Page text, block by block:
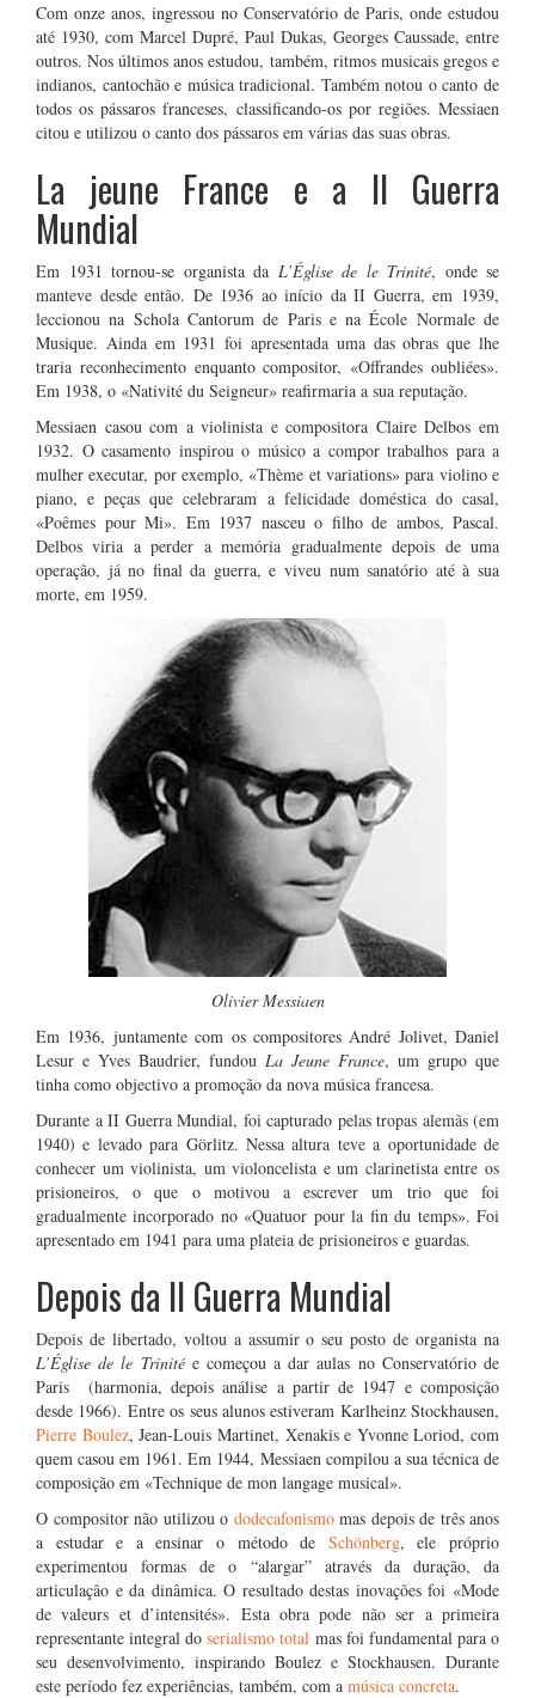
Com onze anos, ingressou no Conservatório de Paris, onde estudou
até 1930, com Marcel Dupré, Paul Dukas, Georges Caussade, entre
outros. Nos últimos anos estudou, também, ritmos musicais gregos e
indianos, cantochão e música tradicional. Também notou o canto de
todos os pássaros franceses, classificando-os por regiões. Messiaen
citou e utilizou o canto dos pássaros em várias das suas obras.
La jeune France e a II Guerra
Mundial
Em 1931 tornou-se organista da L’Église de le Trinité, onde se
manteve desde então. De 1936 ao início da II Guerra, em 1939,
leccionou na Schola Cantorum de Paris e na École Normale de
Musique. Ainda em 1931 foi apresentada uma das obras que lhe
traria reconhecimento enquanto compositor, «Offrandes oubliées».
Em 1938, o «Nativité du Seigneur» reafirmaria a sua reputação.
Messiaen casou com a violinista e compositora Claire Delbos em
1932. O casamento inspirou o músico a compor trabalhos para a
mulher executar, por exemplo, «Thème et variations» para violino e
piano, e peças que celebraram a felicidade doméstica do casal,
«Poêmes pour Mi». Em 1937 nasceu o filho de ambos, Pascal.
Delbos viria a perder a memória gradualmente depois de uma
operação, já no final da guerra, e viveu num sanatório até à sua
morte, em 1959.
Olivier Messiaen
Em 1936, juntamente com os compositores André Jolivet, Daniel
Lesur e Yves Baudrier, fundou La Jeune France, um grupo que
tinha como objectivo a promoção da nova música francesa.
Durante a II Guerra Mundial, foi capturado pelas tropas alemãs (em
1940) e levado para Görlitz. Nessa altura teve a oportunidade de
conhecer um violinista, um violoncelista e um clarinetista entre os
prisioneiros, o que o motivou a escrever um trio que foi
gradualmente incorporado no «Quatuor pour la fin du temps». Foi
apresentado em 1941 para uma plateia de prisioneiros e guardas.
Depois da II Guerra Mundial
Depois de libertado, voltou a assumir o seu posto de organista na
L’Église de le Trinitée começou a dar aulas no Conservatório de
Paris (harmonia, depois análise a partir de 1947 e composição
desde 1966). Entre os seus alunos estiveram Karlheinz Stockhausen,
Pierre Boulez, Jean-Louis Martinet, Xenakis e Yvonne Loriod, com
quem casou em 1961. Em 1944, Messiaen compilou a sua técnica de
composição em «Technique de mon langage musical».
O compositor não utilizou o dodecafonismomas depois de três anos
a estudar e a ensinar o método de Schönberg, ele próprio
experimentou formas de o “alargar” através da duração, da
articulação e da dinâmica. O resultado destas inovações foi «Mode
de valeurs et d’intensités». Esta obra pode não ser a primeira
representante integral doserialismo total mas foi fundamental para o
seu desenvolvimento, inspirando Boulez e Stockhausen. Durante
este período fez experiências, também, com a música concreta.